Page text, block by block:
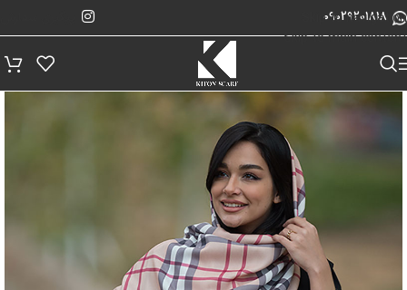
Skip to navigation
Skip to main content
09029201818